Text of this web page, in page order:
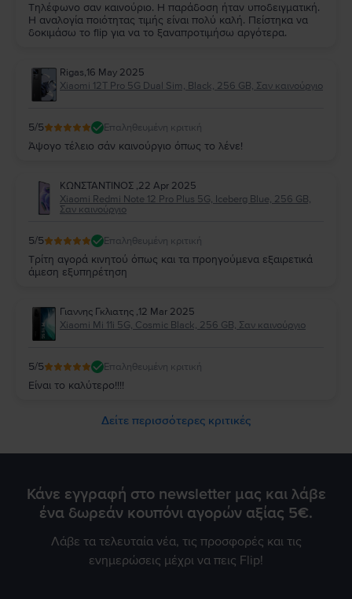
Τηλέφωνο σαν καινούριο. Η παράδοση ήταν υποδειγματική.
Η αναλογία ποιότητας τιμής είναι πολύ καλή. Πείστηκα να
δοκιμάσω το flip για να το ξαναπροτιμήσω αργότερα.
Rigas,16 May 2025
Xiaomi 12T Pro 5G Dual Sim, Black, 256 GB, Σαν καινούργιο
5/5 Επαληθευμένη κριτική
Άψογο τέλειο σάν καινούργιο όπως το λένε!
ΚΩΝΣΤΑΝΤΙΝΟΣ ,22 Apr 2025
Xiaomi Redmi Note 12 Pro Plus 5G, Iceberg Blue, 256 GB,
Σαν καινούργιο
5/5 Επαληθευμένη κριτική
Τρίτη αγορά κινητού όπως και τα προηγούμενα εξαιρετικά
άμεση εξυπηρέτηση
Γιαννης Γκλιατης ,12 Mar 2025
Xiaomi Mi 11i 5G, Cosmic Black, 256 GB, Σαν καινούργιο
5/5 Επαληθευμένη κριτική
Είναι το καλύτερο!!!!
Δείτε περισσότερες κριτικές
Κάνε εγγραφή στο newsletter μας και λάβε
ένα δωρεάν κουπόνι αγορών αξίας 5€.
Λάβε τα τελευταία νέα, τις προσφορές και τις
ενημερώσεις μέχρι να πεις Flip!